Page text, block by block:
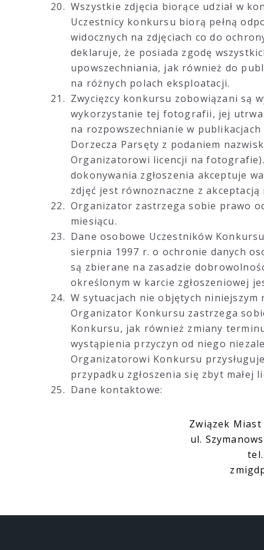
Wszystkie zdjęcia biorące udział w
Uczestnicy konkursu biorą pełną
widocznych na zdjęciach co do
deklaruje, że posiada zgodę
upowszechniania, jak również do
na różnych polach eksploatacji.
Zwycięzcy konkursu zobowiązani są
wykorzystanie tej fotografii, jej
na rozpowszechnianie w
Dorzecza Parsęty z podaniem
Organizatorowi licencji na fotografie).
dokonywania zgłoszenia akceptuje
zdjęć jest równoznaczne z
Organizator zastrzega sobie prawo
miesiącu.
Dane osobowe Uczestników
sierpnia 1997 r. o ochronie danych
są zbierane na zasadzie
określonym w karcie zgłoszeniowej
W sytuacjach nie objętych
Organizator Konkursu zastrzega
Konkursu, jak również zmiany
wystąpienia przyczyn od niego
Organizatorowi Konkursu
przypadku zgłoszenia się zbyt małej
Dane kontaktowe:
Związek
ul.